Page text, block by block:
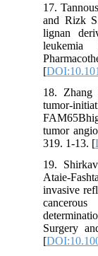
17.
and
lignan
[
18.
tumor-
tumor
319. 1-
19.
Ataie-
[